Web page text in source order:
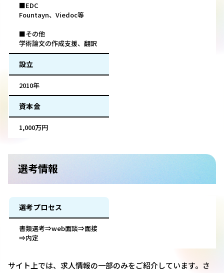
■EDC
Fountayn、Viedoc等
■その他
学術論文の作成支援、翻訳
設立
2010年
資本金
1,000万円
選考情報
選考プロセス
書類選考⇒web面談⇒面接
⇒内定
サイト上では、求人情報の一部のみをご紹介しています。さ